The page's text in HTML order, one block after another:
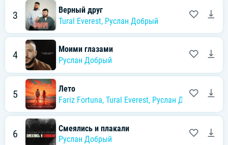
3
Верный друг
Tural Everest, Руслан Добрый
4
Моими глазами
Руслан Добрый
5
Лето
Fariz Fortuna, Tural Everest, Руслан Добрый
6
Смеялись и плакали
Руслан Добрый